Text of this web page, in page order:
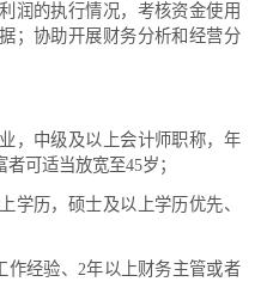
润的执行情况，考核资金使用
；协助开展财务分析和经营分
中级及以上会计师职称，年
可适当放宽至45岁；
历，硕士及以上学历优先、
验、2年以上财务主管或者